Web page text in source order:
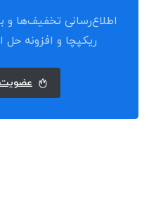
اطلاع‌رسانی تخفیف‌ها
ریکپچا و افزونه
عضویت